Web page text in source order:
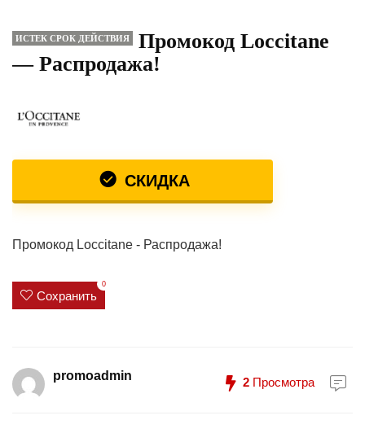
ИСТЕК СРОК ДЕЙСТВИЯ
Промокод Loccitane
— Распродажа!
СКИДКА
Промокод Loccitane - Распродажа!
Сохранить
0
promoadmin 2 Просмотра